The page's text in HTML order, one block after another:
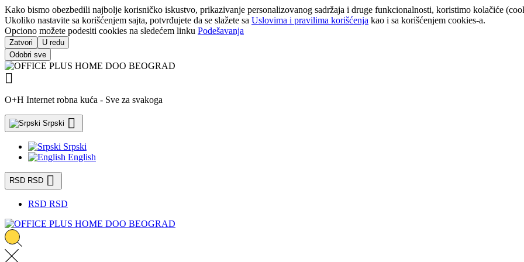
Kako bismo obezbedili najbolje korisničko iskustvo, prikazivanje personalizovanog sadržaja i druge funkcionalnosti, koristimo kolačiće
Ukoliko nastavite sa korišćenjem sajta, potvrđujete da se slažete sa Uslovima i pravilima korišćenja kao i sa korišćenjem cookies-a.
Opciono možete podesiti cookies na sledećem linku Podešavanja
Zatvori
U redu
Odobri sve

O+H Internet robna kuća - Sve za svakoga
Srpski 
Srpski
English
RSD RSD 
RSD RSD